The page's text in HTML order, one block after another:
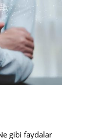
gibi faydalar